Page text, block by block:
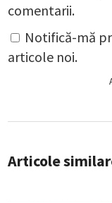
comentarii.
Notifică-mă
articole noi.
Articole